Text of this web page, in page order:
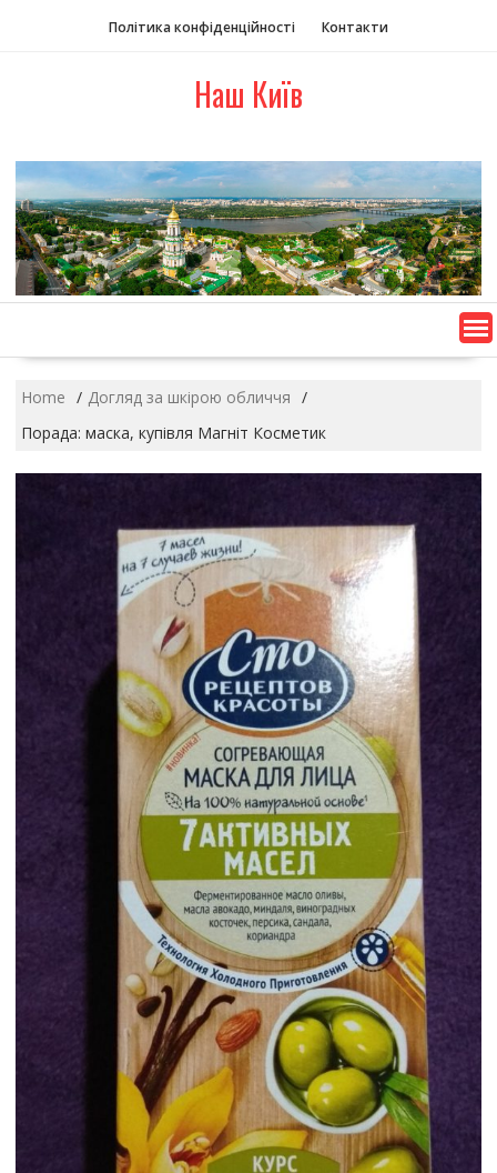
t
Політика конфіденційності Контакти
Наш Київ
Home
Догляд за шкірою обличчя
Порада: маска, купівля Магніт Косметик